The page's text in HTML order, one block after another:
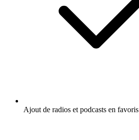
Ajout de radios et podcasts en favoris